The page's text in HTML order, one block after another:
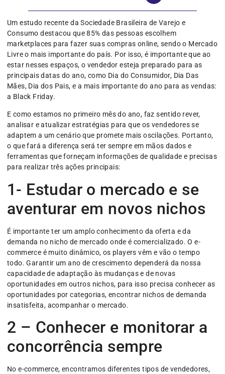
Um estudo recente da Sociedade Brasileira de Varejo e
Consumo destacou que 85% das pessoas escolhem
marketplaces para fazer suas compras online, sendo o Mercado
Livre o mais importante do país. Por isso, é importante que ao
estar nesses espaços, o vendedor esteja preparado para as
principais datas do ano, como Dia do Consumidor, Dia Das
Mães, Dia dos Pais, e a mais importante do ano para as vendas:
a Black Friday.
E como estamos no primeiro mês do ano, faz sentido rever,
analisar e atualizar estratégias para que os vendedores se
adaptem a um cenário que promete mais oscilações. Portanto,
o que fará a diferença será ter sempre em mãos dados e
ferramentas que forneçam informações de qualidade e precisas
para realizar três ações principais:
1- Estudar o mercado e se
aventurar em novos nichos
É importante ter um amplo conhecimento da oferta e da
demanda no nicho de mercado onde é comercializado. O e-
commerce é muito dinâmico, os players vêm e vão o tempo
todo. Garantir um ano de crescimento dependerá da nossa
capacidade de adaptação às mudanças e de novas
oportunidades em outros nichos, para isso precisa conhecer as
oportunidades por categorias, encontrar nichos de demanda
insatisfeita, acompanhar o mercado.
2 – Conhecer e monitorar a
concorrência sempre
No e-commerce, encontramos diferentes tipos de vendedores,